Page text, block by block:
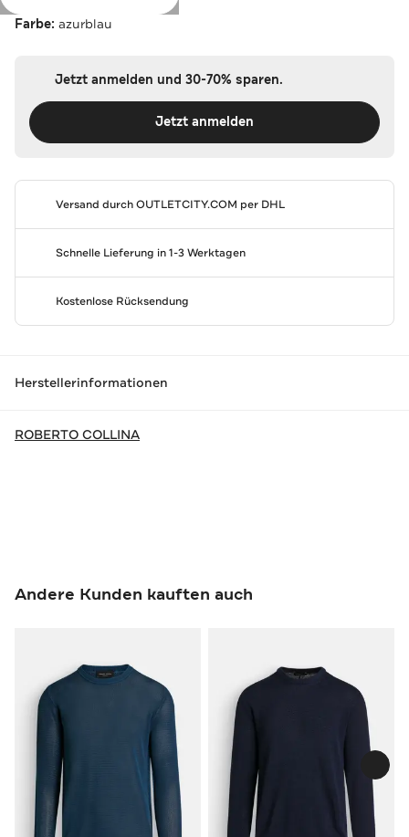
Farbe: azurblau
Jetzt anmelden und 30-70% sparen.
Jetzt anmelden
Versand durchOUTLETCITY.COM per DHL
Schnelle Lieferung in 1-3 Werktagen
Kostenlose Rücksendung
Herstellerinformationen
ROBERTO COLLINA
Andere Kunden kauften auch